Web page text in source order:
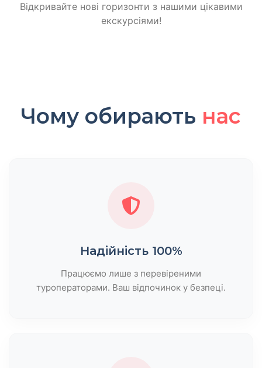
Відкривайте нові горизонти з нашими цікавими
екскурсіями!
Чому обирають нас
Надійність 100%
Працюємо лише з перевіреними
туроператорами. Ваш відпочинок у безпеці.